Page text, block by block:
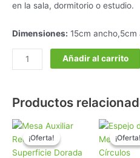
en la sala, dormitorio o estudio.
Dimensiones: 15cm ancho,5cm
Añadir al carrito
Productos
¡Oferta!
¡Oferta!
El
precio
original
era:
actual
¡Oferta!
¡Oferta!